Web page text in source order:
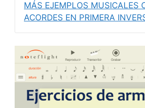
MÁS EJEMPLOS MUSICALES
ACORDES EN PRIMERA